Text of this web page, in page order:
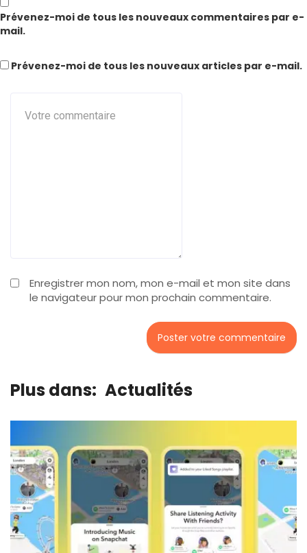
Enregistrer mon nom, mon e-mail et mon site dans
le navigateur pour mon prochain commentaire.
Prévenez-moi de tous les nouveaux commentaires par e-
mail.
Prévenez-moi de tous les nouveaux articles par e-mail.
Plus dans: Actualités